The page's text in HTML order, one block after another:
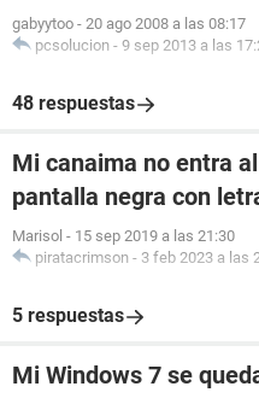
gabyytoo - 20 ago 2008 a las 08:17
pcsolucion - 9 sep 2013 a las
48 respuestas
Mi canaima no entra
pantalla negra con
Marisol - 15 sep 2019 a las 21:30
piratacrimson - 3 feb 2023 a las
5 respuestas
Mi Windows 7 se